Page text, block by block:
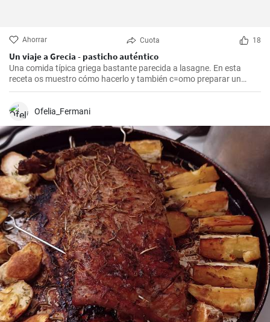
Ahorrar Cuota 18
Un viaje a Grecia - pasticho auténtico
Una comida típica griega bastante parecida a lasagne. En esta
receta os muestro cómo hacerlo y también c=omo preparar un
bechamel auténtico.
Ofelia_Fermani